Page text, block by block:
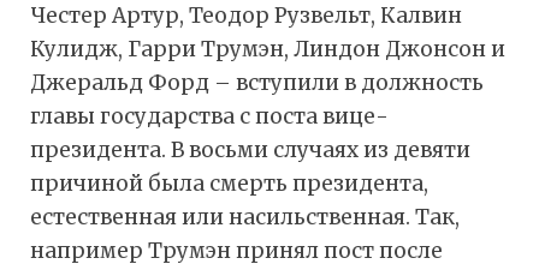
Честер Артур, Теодор Рузвельт, Калвин
Кулидж, Гарри Трумэн, Линдон Джонсон и
Джеральд Форд – вступили в должность
главы государства с поста вице-
президента. В восьми случаях из девяти
причиной была смерть президента,
естественная или насильственная. Так,
например Трумэн принял пост после